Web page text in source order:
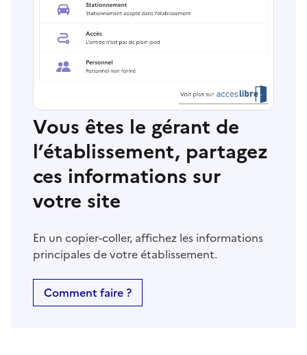
Vous êtes le gérant de
l’établissement, partagez
ces informations sur
votre site
En un copier-coller, affichez les informations
principales de votre établissement.
Comment faire ?